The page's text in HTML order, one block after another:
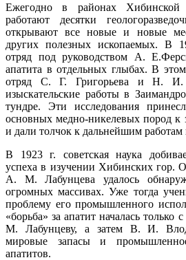
Ежегодно в районах Хибинской
работают десятки
открывают все новые и новые
других полезных ископаемых. В
отряд под руководством А.
апатита в отдельных глыбах. В
отряд С. Г. Григорьева и Н. И.
изыскательские работы в
тундре. Эти исследования
основных медно-никелевых пород к
и дали толчок к дальнейшим работам
В 1923 г. советская наука
успеха в изучении Хибинских гор.
А. М. Лабунцева удалось
огромных массивах. Уже тогда
проблему его промышленного
«борьба» за апатит началась только
М. Лабунцеву, а затем В. И.
мировые запасы и
апатитов.